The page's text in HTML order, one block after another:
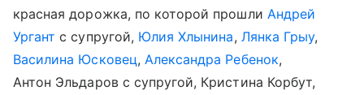
красная дорожка, по которой прошли Андрей
Ургант с супругой, Юлия Хлынина, Лянка Грыу,
Василина Юсковец, Александра Ребенок,
Антон Эльдаров с супругой, Кристина Корбут,